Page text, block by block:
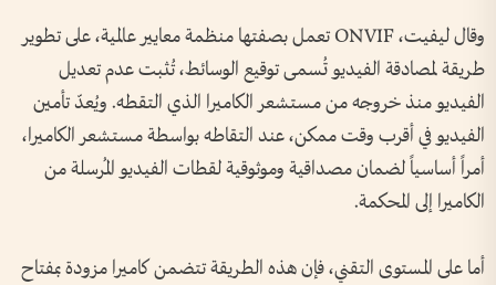
وقال ليفيت، ONVIF تعمل بصفتها منظمة معايير عالمية، على تطوير
طريقة لمصادقة الفيديو تُسمى توقيع الوسائط، تُثبت عدم تعديل
الفيديو منذ خروجه من مستشعر الكاميرا الذي التقطه. ويُعدّ تأمين
الفيديو في أقرب وقت ممكن، عند التقاطه بواسطة مستشعر الكاميرا،
أمراً أساسياً لضمان مصداقية وموثوقية لقطات الفيديو المُرسلة من
الكاميرا إلى المحكمة.
أما على المستوى التقني، فإن هذه الطريقة تتضمن كاميرا مزودة بمفتاح